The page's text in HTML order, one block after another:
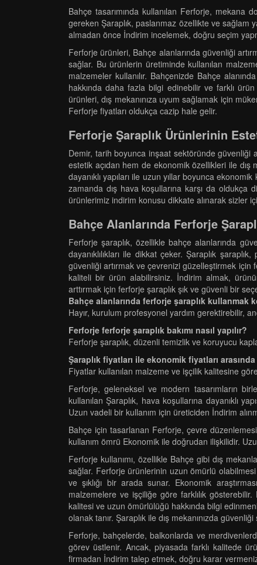
Bahçe tasarımında kullanılan Ferforje, mekana
gereken Şaraplık, paslanmaz özellikte ve sağlam
almadan önce İndirim incelemek, doğru seçim
Ferforje ürünleri, Bahçe alanlarında güvenliği
sağlar. Bu ürünlerin üretiminde kullanılan
malzemeler kullanılır. Bahçenizde Bahçe
hakkında daha fazla bilgi edinebilir ve farklı
ürünleri, dış mekanınıza uyum sağlamak için
Ferforje fiyatları oldukça cazip hale gelir.
Ferforje Şaraplık Ürünlerinin
Demir, tarih boyunca inşaat sektöründe güvenliği
estetik açıdan hem de ekonomik özellikleri ile dış
dayanıklı yapıları ile uzun yıllar boyunca
zamanda dış hava koşullarına karşı da
ürünlerimiz indirim konusu dikkate alınarak sizler
Bahçe Alanlarında Ferforje
Ferforje şaraplık, özellikle bahçe alanlarında
dayanıklılıkları ile dikkat çeker. Şaraplık
güvenliği artırmak ve çevrenizi güzelleştirmek için
kaliteli bir ürün alabilirsiniz. İndirim almak,
arttırmak için ferforje şaraplık şık ve güvenli bir
Bahçe alanlarında ferforje şaraplık kullanmak
Hayır, kurulum profesyonel yardım gerektirebilir,
Ferforje ferforje şaraplık bakımı nasıl yapılır?
Ferforje şaraplık, düzenli temizlik ve koruyucu
Şaraplık fiyatları ile ekonomik fiyatları
Fiyatlar kullanılan malzeme ve işçilik kalitesine
Ferforje, geleneksel ve modern tasarımların
kullanılan Şaraplık, hava koşullarına dayanıklı
Uzun vadeli bir kullanım için üreticiden İndirim
Bahçe için tasarlanan Ferforje, çevre
kullanım ömrü Ekonomik ile doğrudan ilişkilidir.
Ferforje kullanımı, özellikle Bahçe gibi dış
sağlar. Ferforje ürünlerinin uzun ömürlü
ve şıklığı bir arada sunar. Ekonomik
malzemelere ve işçiliğe göre farklılık
kalitesi ve uzun ömürlülüğü hakkında bilgi
olanak tanır. Şaraplık ile dış mekanınızda
Ferforje, bahçelerde, balkonlarda ve
görev üstlenir. Ancak, piyasada farklı kalitede
firmadan İndirim talep etmek, doğru karar